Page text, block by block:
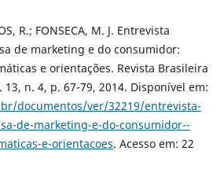
R.; FONSECA, M. J. Entrevista
de marketing e do consumidor:
e orientações. Revista Brasileira
n. 4, p. 67-79, 2014. Disponível em:
documentos/ver/32219/entrevista-
de-marketing-e-do-consumidor--
e-orientacoes. Acesso em: 22